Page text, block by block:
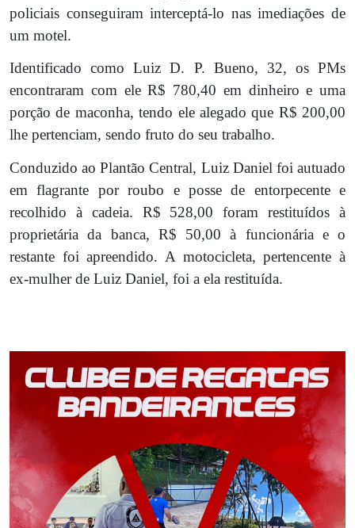
policiais conseguiram interceptá-lo nas imediações de
um motel.
Identificado como Luiz D. P. Bueno, 32, os PMs
encontraram com ele R$ 780,40 em dinheiro e uma
porção de maconha, tendo ele alegado que R$ 200,00
lhe pertenciam, sendo fruto do seu trabalho.
Conduzido ao Plantão Central, Luiz Daniel foi autuado
em flagrante por roubo e posse de entorpecente e
recolhido à cadeia. R$ 528,00 foram restituídos à
proprietária da banca, R$ 50,00 à funcionária e o
restante foi apreendido. A motocicleta, pertencente à
ex-mulher de Luiz Daniel, foi a ela restituída.